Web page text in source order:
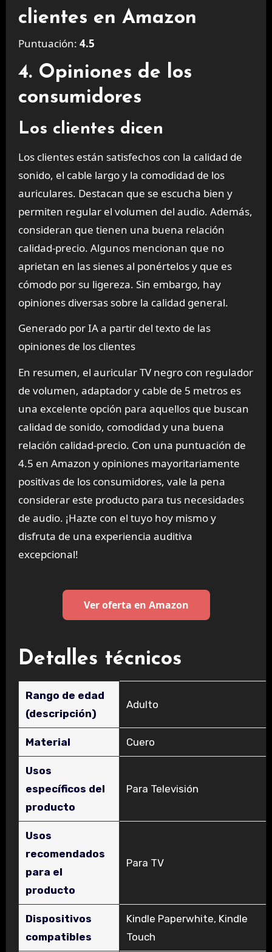
clientes en Amazon
Puntuación: 4.5
4. Opiniones de los
consumidores
Los clientes dicen
Los clientes están satisfechos con la calidad de
sonido, el cable largo y la comodidad de los
auriculares. Destacan que se escucha bien y
permiten regular el volumen del audio. Además,
consideran que tienen una buena relación
calidad-precio. Algunos mencionan que no
aprietan en las sienes al ponértelos y que es
cómodo por su ligereza. Sin embargo, hay
opiniones diversas sobre la calidad general.
Generado por IA a partir del texto de las
opiniones de los clientes
En resumen, el auricular TV negro con regulador
de volumen, adaptador y cable de 5 metros es
una excelente opción para aquellos que buscan
calidad de sonido, comodidad y una buena
relación calidad-precio. Con una puntuación de
4.5 en Amazon y opiniones mayoritariamente
positivas de los consumidores, vale la pena
considerar este producto para tus necesidades
de audio. ¡Hazte con el tuyo hoy mismo y
disfruta de una experiencia auditiva
excepcional!
Ver oferta en Amazon
Detalles técnicos
Rango de edad
(descripción)
‎Adulto
Material ‎Cuero
Usos
específicos del
producto
‎Para Televisión
Usos
recomendados
para el
producto
‎Para TV
Dispositivos
compatibles
‎Kindle Paperwhite, Kindle
Touch